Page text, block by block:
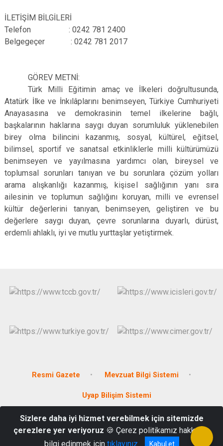
İLETİŞİM BİLGİLERİ
Telefon
: 0242 781 2400
Belgegeçer
: 0242 781 2017
GÖREV METNİ:
Türk Milli Eğitimin amaç ve İlkeleri doğrultusunda,
Atatürk İlke ve İnkılâplarını benimseyen, Türkiye Cumhuriyeti
Anayasasına ve demokrasinin temel ilkelerine bağlı,
başkalarının haklarına saygı duyan sorumluluk yüklenebilen
birey olma bilincini kazanmış, sosyal, kültürel, eğitsel,
bilimsel, sportif ve sanatsal etkinliklerle milli kültürümüzü
benimseyen ve yayılmasına yardımcı olan, bireysel ve
toplumsal sorunları tanıyan ve bu sorunlara çözüm yolları
arama alışkanlığı kazanmış, kişisel sağlığının yanı sıra
ailesinin ve toplumun sağlığını koruyan, milli ve evrensel
kültür değerlerini tanıyan, benimseyen, geliştiren ve bu
değerlere saygı duyan,
çevre sorunlarına duyarlı, dürüst,
erdemli ahlaklı, iyi ve mutlu yurttaşlar yetiştirmek.
Resmi Gazete Mevzuat Bilgi Sistemi
Uyap Bilişim Sistemi
Rasih Kaplan Mah. Ergenekon Cd. No:21 Gündoğmuş/Antalya
0242 7812006
Sizlere daha iyi hizmet verebilmek için sitemizde
çerezlere yer veriyoruz 🍪 Çerez politikamız hakkında
bilgi edinmek için tıklayınız Kabul et